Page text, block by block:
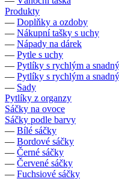
Produkty
— Doplňky a ozdoby
— Nákupní tašky s uchy
— Nápady na dárek
— Pytle s uchy
— Pytlíky s rychlým a
— Pytlíky s rychlým a
— Sady
Pytlíky z organzy
Sáčky na ovoce
Sáčky podle barvy
— Bílé sáčky
— Bordové sáčky
— Černé sáčky
— Červené sáčky
— Fuchsiové sáčky